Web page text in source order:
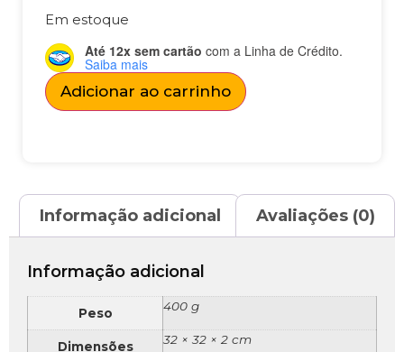
Em estoque
Até 12x sem cartão com a Linha de Crédito.
Saiba mais
Adicionar ao carrinho
Informação adicional Avaliações (0)
Informação adicional
Peso 400 g
Dimensões 32 × 32 × 2 cm